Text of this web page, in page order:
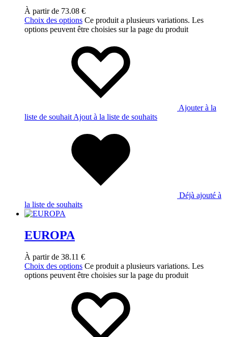
À partir de 73.08 €
Choix des options Ce produit a plusieurs variations. Les
options peuvent être choisies sur la page du produit
Ajouter à la
liste de souhait Ajout à la liste de souhaits
Déjà ajouté à
la liste de souhaits
EUROPA
À partir de 38.11 €
Choix des options Ce produit a plusieurs variations. Les
options peuvent être choisies sur la page du produit